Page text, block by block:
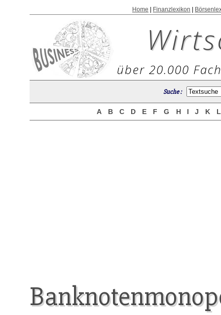
Home Finanzlexikon
über 20.000
Suche :
A B C D E F G H I J K